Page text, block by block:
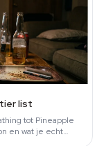
list
tot Pineapple
en wat je echt